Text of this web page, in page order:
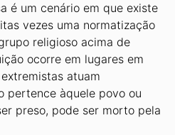
é um cenário em que existe
vezes uma normatização
religioso acima de
ocorre em lugares em
atuam
pertence àquele povo ou
preso, pode ser morto pela